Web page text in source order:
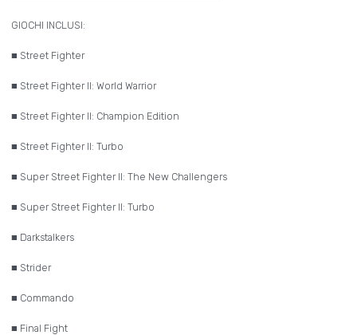
GIOCHI INCLUSI:
■ Street Fighter
■ Street Fighter II: World Warrior
■ Street Fighter II: Champion Edition
■ Street Fighter II: Turbo
■ Super Street Fighter II: The New Challengers
■ Super Street Fighter II: Turbo
■ Darkstalkers
■ Strider
■ Commando
■ Final Fight